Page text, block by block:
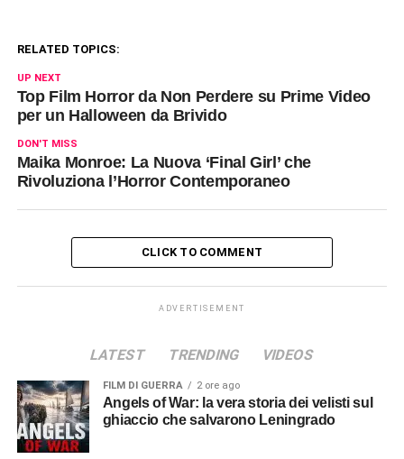
RELATED TOPICS:
UP NEXT
Top Film Horror da Non Perdere su Prime Video
per un Halloween da Brivido
DON'T MISS
Maika Monroe: La Nuova ‘Final Girl’ che
Rivoluziona l’Horror Contemporaneo
CLICK TO COMMENT
ADVERTISEMENT
LATEST TRENDING VIDEOS
FILM DI GUERRA 2 ore ago
Angels of War: la vera storia dei velisti sul
ghiaccio che salvarono Leningrado